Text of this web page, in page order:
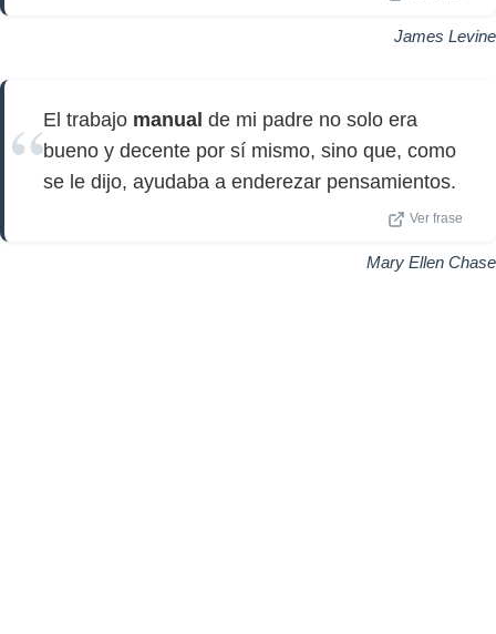
James Levine
El trabajo manual de mi padre no solo era
bueno y decente por sí mismo, sino que, como
se le dijo, ayudaba a enderezar pensamientos.
Ver frase
Mary Ellen Chase